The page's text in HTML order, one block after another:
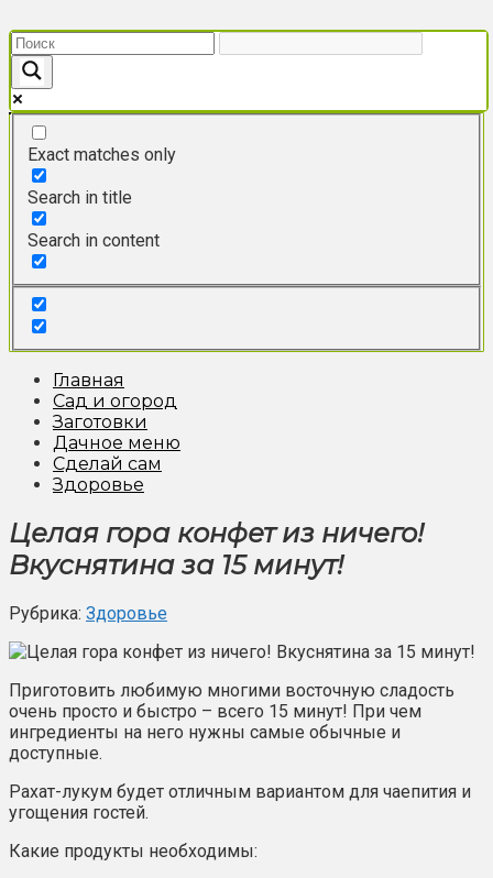
к
контенту
Exact matches only
Search in title
Search in content
Главная
Сад и огород
Заготовки
Дачное меню
Сделай сам
Здоровье
Целая гора конфет из ничего!
Вкуснятина за 15 минут!
Рубрика: Здоровье
Приготовить любимую многими восточную сладость
очень просто и быстро – всего 15 минут! При чем
ингредиенты на него нужны самые обычные и
доступные.
Рахат-лукум будет отличным вариантом для чаепития и
угощения гостей.
Какие продукты необходимы: